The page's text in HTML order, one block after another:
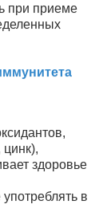
при приеме
здоровье
в